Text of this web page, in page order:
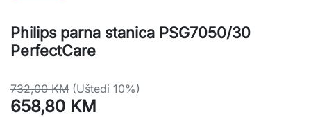
Philips parna stanica PSG7050/30
PerfectCare
732,00 KM (Uštedi 10%)
658,80 KM